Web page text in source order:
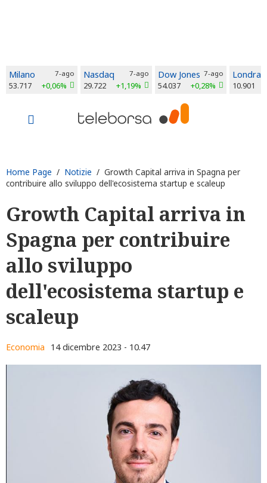
Milano 7-ago
53.717 +0,06%
Nasdaq 7-ago
29.722 +1,19%
Dow Jones 7-ago
54.037 +0,28%
Londra
10.901
Home Page / Notizie / Growth Capital arriva in Spagna per
contribuire allo sviluppo dell'ecosistema startup e scaleup
Growth Capital arriva in
Spagna per contribuire
allo sviluppo
dell'ecosistema startup e
scaleup
Economia 14 dicembre 2023 - 10.47